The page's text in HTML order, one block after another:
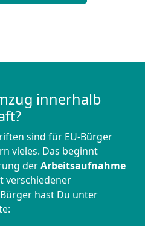
innerhalb
sind für EU-Bürger
vieles. Das beginnt
derArbeitsaufnahme
verschiedener
hast Du unter